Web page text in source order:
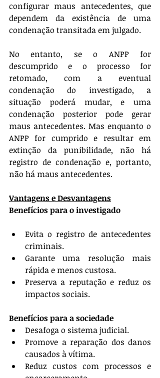
configurar maus antecedentes, que
dependem da existência de uma
condenação transitada em julgado.
No entanto, se o ANPP for
descumprido e o processo for
retomado, com a eventual
condenação do investigado, a
situação poderá mudar, e uma
condenação posterior pode gerar
maus antecedentes. Mas enquanto o
ANPP for cumprido e resultar em
extinção da punibilidade, não há
registro de condenação e, portanto,
não há maus antecedentes.
Vantagens e Desvantagens
Benefícios para o investigado
Evita o registro de antecedentes
criminais.
Garante uma resolução mais
rápida e menos custosa.
Preserva a reputação e reduz os
impactos sociais.
Benefícios para a sociedade
Desafoga o sistema judicial.
Promove a reparação dos danos
causados à vítima.
Reduz custos com processos e